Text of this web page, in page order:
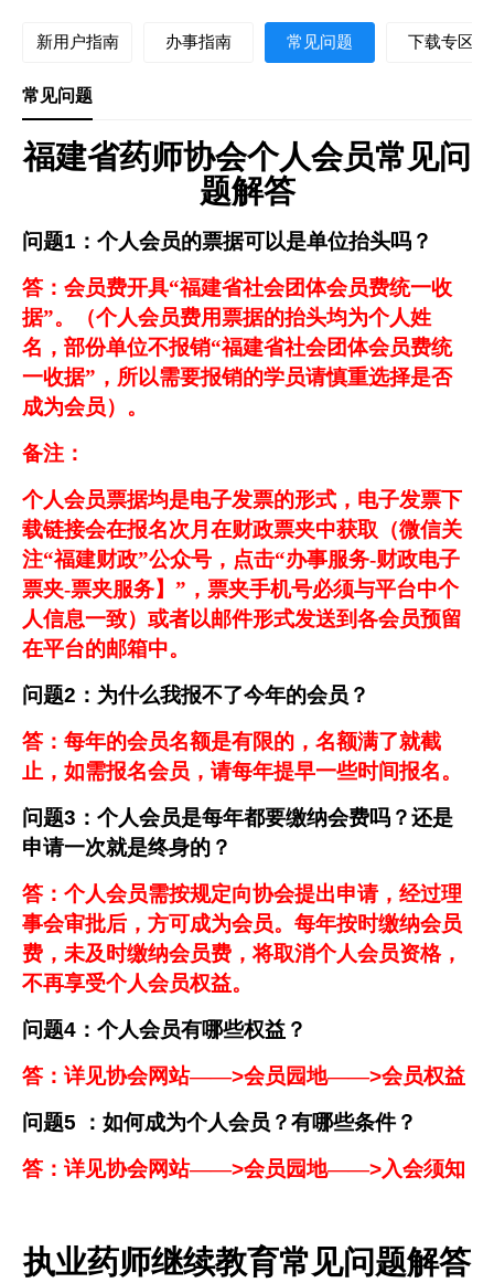
新用户指南 办事指南 常见问题 下载专区
常见问题
福建省药师协会个人会员常见问
题解答
问题1 ：个人会员的票据可以是单位抬头吗？
答：会员费开具“福建省社会团体会员费统一收
据”。（个人会员费用票据的抬头均为个人姓
名，部份单位不报销“福建省社会团体会员费统
一收据”，所以需要报销的学员请慎重选择是否
成为会员）。
备注：
个人会员票据均是电子发票的形式，电子发票下
载链接会在报名次月在财政票夹中获取（微信关
注“福建财政”公众号，点击“办事服务-财政电子
票夹-票夹服务】”，票夹手机号必须与平台中个
人信息一致）或者以邮件形式发送到各会员预留
在平台的邮箱中。
问题2 ：为什么我报不了今年的会员？
答：每年的会员名额是有限的，名额满了就截
止，如需报名会员，请每年提早一些时间报名。
问题3 ：个人会员是每年都要缴纳会费吗？还是
申请一次就是终身的？
答：个人会员需按规定向协会提出申请，经过理
事会审批后，方可成为会员。每年按时缴纳会员
费，未及时缴纳会员费，将取消个人会员资格，
不再享受个人会员权益。
问题4 ：个人会员有哪些权益？
答：详见协会网站——>会员园地——>会员权益
问题5
：如何成为个人会员？有哪些条件？
答：详见协会网站——>会员园地——>入会须知
执业药师继续教育常见问题解答